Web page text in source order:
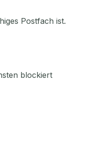
Postfach ist.
blockiert